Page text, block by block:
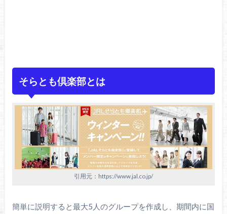
そらとも倶楽部とは
引用元：https://www.jal.co.jp/
簡単に説明すると最大5人のグループを作成し、期間内に国